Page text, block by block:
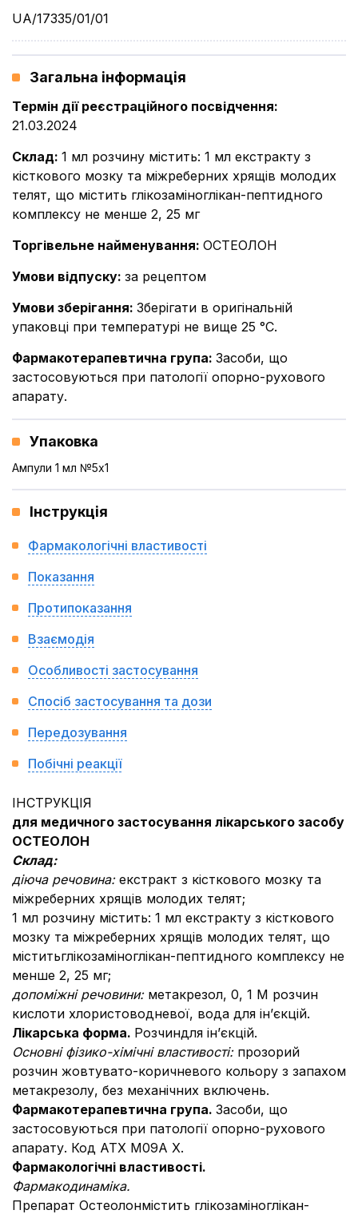
UA/17335/01/01
Загальна інформація
Термін дії реєстраційного посвідчення:
21.03.2024
Склад: 1 мл розчину містить: 1 мл екстракту з
кісткового мозку та міжреберних хрящів молодих
телят, що містить глікозаміноглікан-пептидного
комплексу не менше 2, 25 мг
Торгівельне найменування: ОСТЕОЛОН
Умови відпуску: за рецептом
Умови зберігання: Зберігати в оригінальній
упаковці при температурі не вище 25 °С.
Фармакотерапевтична група: Засоби, що
застосовуються при патології опорно-рухового
апарату.
Упаковка
Ампули 1 мл №5x1
Інструкція
Фармакологічні властивості
Показання
Протипоказання
Взаємодія
Особливості застосування
Спосіб застосування та дози
Передозування
Побічні реакції
ІНСТРУКЦІЯ
для медичного застосування лікарського засобу
ОСТЕОЛОН
Склад:
діюча речовина: екстракт з кісткового мозку та
міжреберних хрящів молодих телят;
1 мл розчину містить: 1 мл екстракту з кісткового
мозку та міжреберних хрящів молодих телят, що
міститьглікозаміноглікан-пептидного комплексу не
менше 2, 25 мг;
допоміжні речовини: метакрезол, 0, 1 М розчин
кислоти хлористоводневої, вода для ін’єкцій.
Лікарська форма. Розчиндля ін’єкцій.
Основні фізико-хімічні властивості: прозорий
розчин жовтувато-коричневого кольору з запахом
метакрезолу, без механічних включень.
Фармакотерапевтична група. Засоби, що
застосовуються при патології опорно-рухового
апарату. Код АТХ М09A Х.
Фармакологічні властивості.
Фармакодинаміка.
Препарат Остеолонмістить глікозаміноглікан-